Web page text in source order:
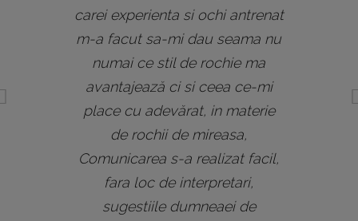
carei experienta si ochi antrenat
m-a facut sa-mi dau seama nu
numai ce stil de rochie ma
avantajează ci si ceea ce-mi
place cu adevărat, in materie
de rochii de mireasa,
Comunicarea s-a realizat facil,
fara loc de interpretari,
sugestiile dumneaei de